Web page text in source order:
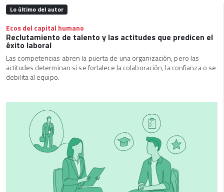
Lo último del autor
Ecos del capital humano
Reclutamiento de talento y las actitudes que predicen el
éxito laboral
Las competencias abren la puerta de una organización, pero las
actitudes determinan si se fortalece la colaboración, la confianza o se
debilita al equipo.